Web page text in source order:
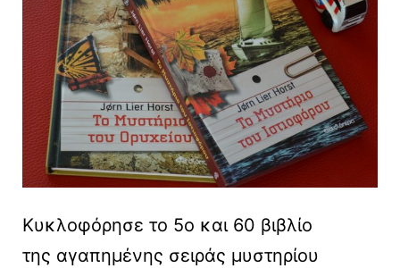
Κυκλοφόρησε το 5ο και 60 βιβλίο
της αγαπημένης σειράς μυστηρίου